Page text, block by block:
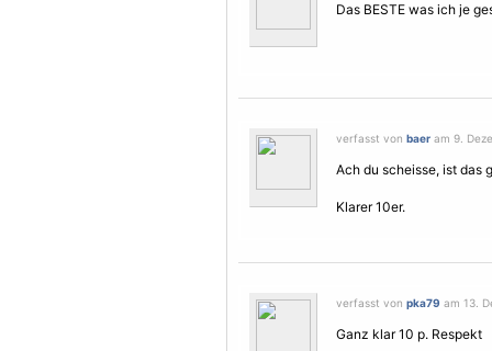
Das BESTE was ich je
verfasst von baer am 9.
Ach du scheisse, ist das
Klarer 10er.
verfasst von pka79 am 13.
Ganz klar 10 p. Respekt